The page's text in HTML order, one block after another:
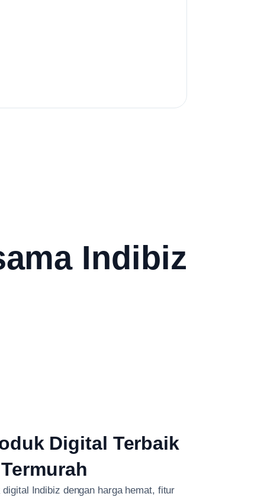
Indibiz
Digital Terbaik
Indibiz dengan harga hemat, fitur